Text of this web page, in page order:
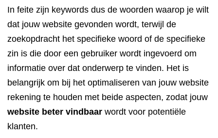
In feite zijn keywords dus de woorden waarop je wilt
dat jouw website gevonden wordt, terwijl de
zoekopdracht het specifieke woord of de specifieke
zin is die door een gebruiker wordt ingevoerd om
informatie over dat onderwerp te vinden. Het is
belangrijk om bij het optimaliseren van jouw website
rekening te houden met beide aspecten, zodat jouw
website beter vindbaar wordt voor potentiële
klanten.